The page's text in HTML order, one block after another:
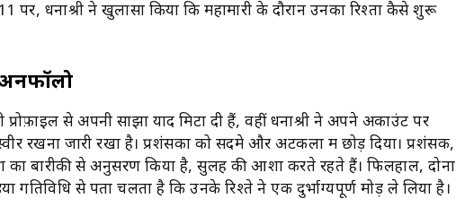
पर, धनाश्री ने खुलासा किया कि महामारी के दौरान उनका रिश्ता कैसे शुरू
अनफॉलो
से अपनी साझा यादें मिटा दी हैं, वहीं धनाश्री ने अपने अकाउंट पर
रखना जारी रखा है। प्रशंसकों को सदमे और अटकलों में छोड़ दिया। प्रशंसक,
का बारीकी से अनुसरण किया है, सुलह की आशा करते रहते हैं। फिलहाल, दोनों
गतिविधि से पता चलता है कि उनके रिश्ते ने एक दुर्भाग्यपूर्ण मोड़ ले लिया है।